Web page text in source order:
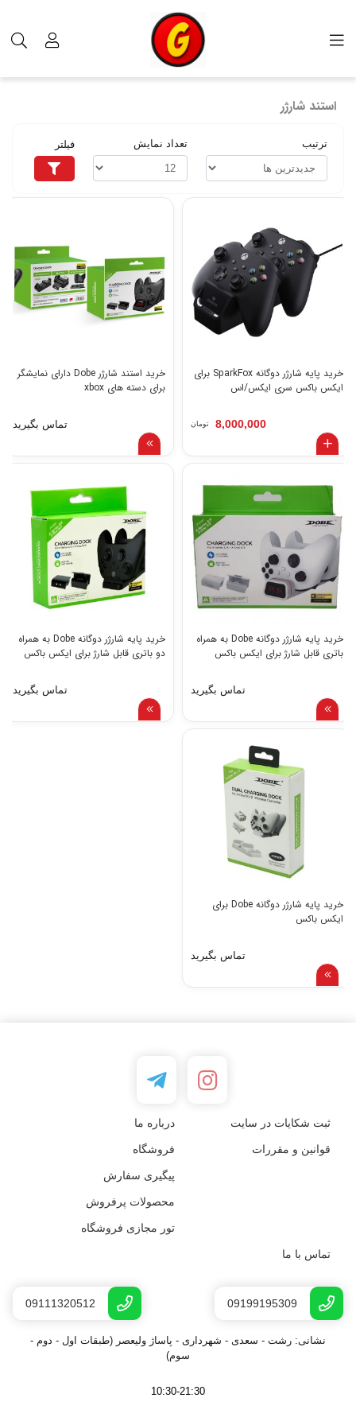
استند شارژر
ترتیب تعداد نمایش فیلتر
خرید پایه شارژر دوگانه SparkFox برای
ایکس باکس سری ایکس/اس
8,000,000 تومان
خرید استند شارژر Dobe دارای نمایشگر
برای دسته های xbox
تماس بگیرید
خرید پایه شارژر دوگانه Dobe به همراه
باتری قابل شارژ برای ایکس باکس
تماس بگیرید
خرید پایه شارژر دوگانه Dobe به همراه
دو باتری قابل شارژ برای ایکس باکس
تماس بگیرید
خرید پایه شارژر دوگانه Dobe برای
ایکس باکس
تماس بگیرید
ثبت شکایات در سایت درباره ما
قوانین و مقررات فروشگاه
پیگیری سفارش
محصولات پرفروش
تور مجازی فروشگاه
تماس با ما
09199195309
09111320512
نشانی: رشت - سعدى - شهرداری - پاساژ ولیعصر (طبقات اول - دوم -
سوم)
10:30-21:30